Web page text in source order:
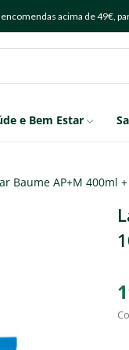
acima de 49€,
e Bem Estar
Baume AP+M